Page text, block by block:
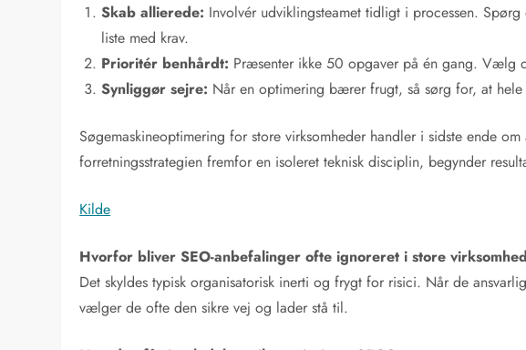
Skab allierede: Involvér udviklingsteamet tidligt i processen.
liste med krav.
Prioritér benhårdt: Præsenter ikke 50 opgaver på én gang. Vælg
Synliggør sejre: Når en optimering bærer frugt, så sørg for, at
Søgemaskineoptimering for store virksomheder handler i sidste ende
forretningsstrategien fremfor en isoleret teknisk disciplin, begynder
Kilde
Hvorfor bliver SEO-anbefalinger ofte ignoreret i store
Det skyldes typisk organisatorisk inerti og frygt for risici. Når de
vælger de ofte den sikre vej og lader stå til.